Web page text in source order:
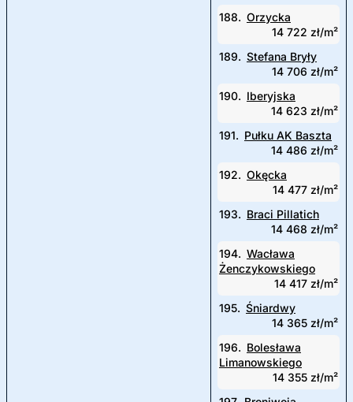
188. Orzycka
14 722 zł/m²
189. Stefana Bryły
14 706 zł/m²
190. Iberyjska
14 623 zł/m²
191. Pułku AK Baszta
14 486 zł/m²
192. Okęcka
14 477 zł/m²
193. Braci Pillatich
14 468 zł/m²
194. Wacława
Żenczykowskiego
14 417 zł/m²
195. Śniardwy
14 365 zł/m²
196. Bolesława
Limanowskiego
14 355 zł/m²